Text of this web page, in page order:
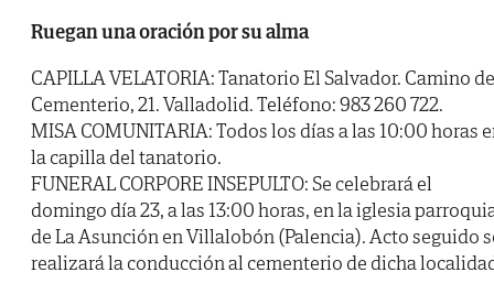
Ruegan una oración por su alma
CAPILLA VELATORIA: Tanatorio El Salvador. Camino
Cementerio, 21. Valladolid. Teléfono: 983 260 722.
MISA COMUNITARIA: Todos los días a las 10:00 horas
la capilla del tanatorio.
FUNERAL CORPORE INSEPULTO: Se celebrará el
domingo día 23, a las 13:00 horas, en la iglesia
de La Asunción en Villalobón (Palencia). Acto seguido
realizará la conducción al cementerio de dicha